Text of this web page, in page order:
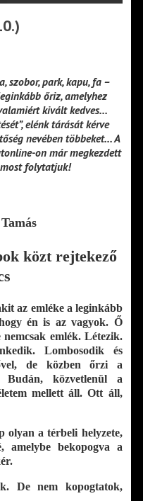
szobor, park, kapu, fa –
őriz, amelyhez
kivált kedves…
elénk tárását kérve
nevében többeket… A
on már megkezdett
folytatjuk!
közt rejtekező
az emléke a leginkább
én is az vagyok. Ő
emlék. Létezik.
Lombosodik és
de közben őrzi a
Budán, közvetlenül a
mellett áll. Ott áll,
olyan a térbeli helyzete,
amelybe bekopogva a
De nem kopogtatok,